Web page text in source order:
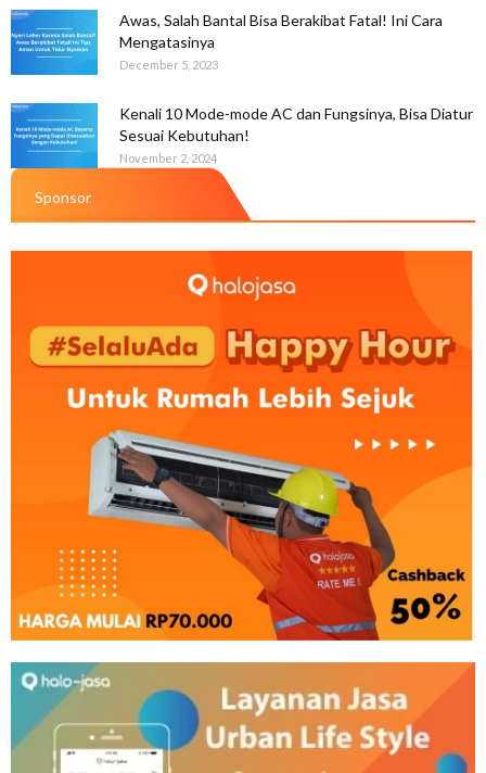
Awas, Salah Bantal Bisa Berakibat Fatal! Ini Cara
Mengatasinya
December 5, 2023
Kenali 10 Mode-mode AC dan Fungsinya, Bisa Diatur
Sesuai Kebutuhan!
November 2, 2024
Sponsor